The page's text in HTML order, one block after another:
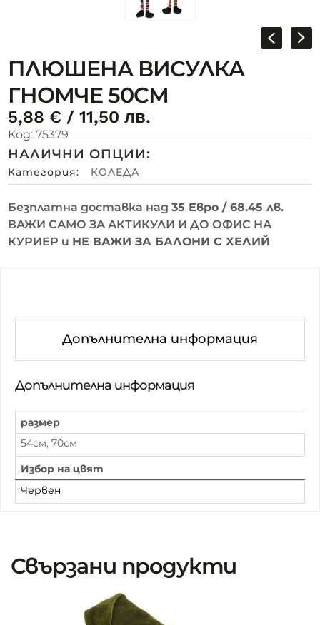
ПЛЮШЕНА ВИСУЛКА
ГНОМЧЕ 50СМ
5,88 € / 11,50 лв.
Код: 75379
НАЛИЧНИ ОПЦИИ:
Категория: КОЛЕДА
Безплатна доставка над35 Евро / 68.45 лв.
ВАЖИ САМО ЗА АКТИКУЛИ И ДО ОФИС НА
КУРИЕР и НЕ ВАЖИ ЗА БАЛОНИ С ХЕЛИЙ
Допълнителна информация
Допълнителна информация
размер
54см, 70см
Избор на цвят
Червен
Свързани продукти